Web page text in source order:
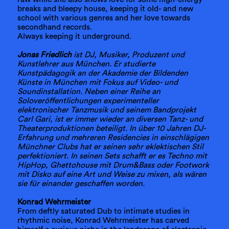
breaks and bleepy house, keeping it old- and new
school with various genres and her love towards
secondhand records.
Always keeping it underground.
Jonas Friedlich ist DJ, Musiker, Produzent und
Kunstlehrer aus München. Er studierte
Kunstpädagogik an der Akademie der Bildenden
Künste in München mit Fokus auf Video- und
Soundinstallation. Neben einer Reihe an
Soloveröffentlichungen experimenteller
elektronischer Tanzmusik und seinem Bandprojekt
Carl Gari, ist er immer wieder an diversen Tanz- und
Theaterproduktionen beteiligt. In über 10 Jahren DJ-
Erfahrung und mehreren Residencies in einschlägigen
Münchner Clubs hat er seinen sehr eklektischen Stil
perfektioniert. In seinen Sets schafft er es Techno mit
HipHop, Ghettohouse mit Drum&Bass oder Footwork
mit Disko auf eine Art und Weise zu mixen, als wären
sie für einander geschaffen worden.
Konrad Wehrmeister
From deftly saturated Dub to intimate studies in
rhythmic noise, Konrad Wehrmeister has carved